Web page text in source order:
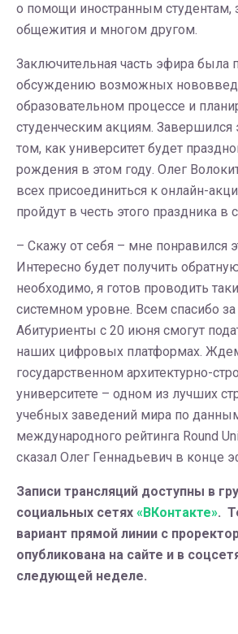
о помощи иностранным студентам,
общежития и многом другом.
Заключительная часть эфира была
обсуждению возможных
образовательном процессе и
студенческим акциям.
том, как университет будет
рождения в этом году. Олег
всех присоединиться к онлайн-
пройдут в честь этого праздника в
– Скажу от себя – мне понравился
Интересно будет получить
необходимо, я готов проводить
системном уровне. Всем спасибо за
Абитуриенты с 20 июня смогут
наших цифровых платформах.
государственном архитектурно-
университете – одном из лучших
учебных заведений мира по
международного рейтинга Round
сказал Олег Геннадьевич в конце
Записи трансляций доступны в
социальных сетях «ВКонтакте».
вариант прямой линии с
опубликована на сайте и в
следующей неделе.